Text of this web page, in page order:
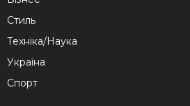
Стиль
Техніка/Наука
Україна
Спорт